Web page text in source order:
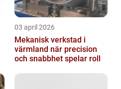
03 april 2026
Mekanisk verkstad i
värmland när precision
och snabbhet spelar roll